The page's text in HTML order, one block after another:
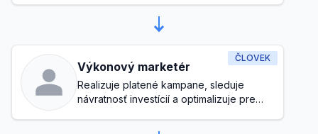
ČLOVEK
Výkonový marketér
Realizuje platené kampane, sleduje
návratnosť investícií a optimalizuje pre